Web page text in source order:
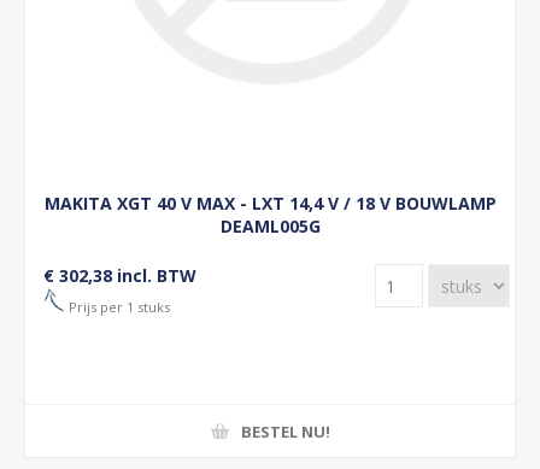
MAKITA XGT 40 V MAX - LXT 14,4 V / 18 V BOUWLAMP
DEAML005G
€ 302,38 incl. BTW
Prijs per 1 stuks
BESTEL NU!